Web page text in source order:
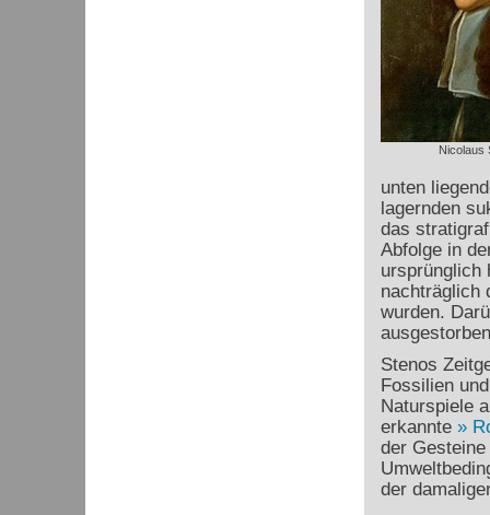
Nicolaus
unten
lagernden
das
Abfolge in
ursprünglich
nachträglich
wurden.
Stenos
Fossilien
Naturspiele
erkannte
der
der